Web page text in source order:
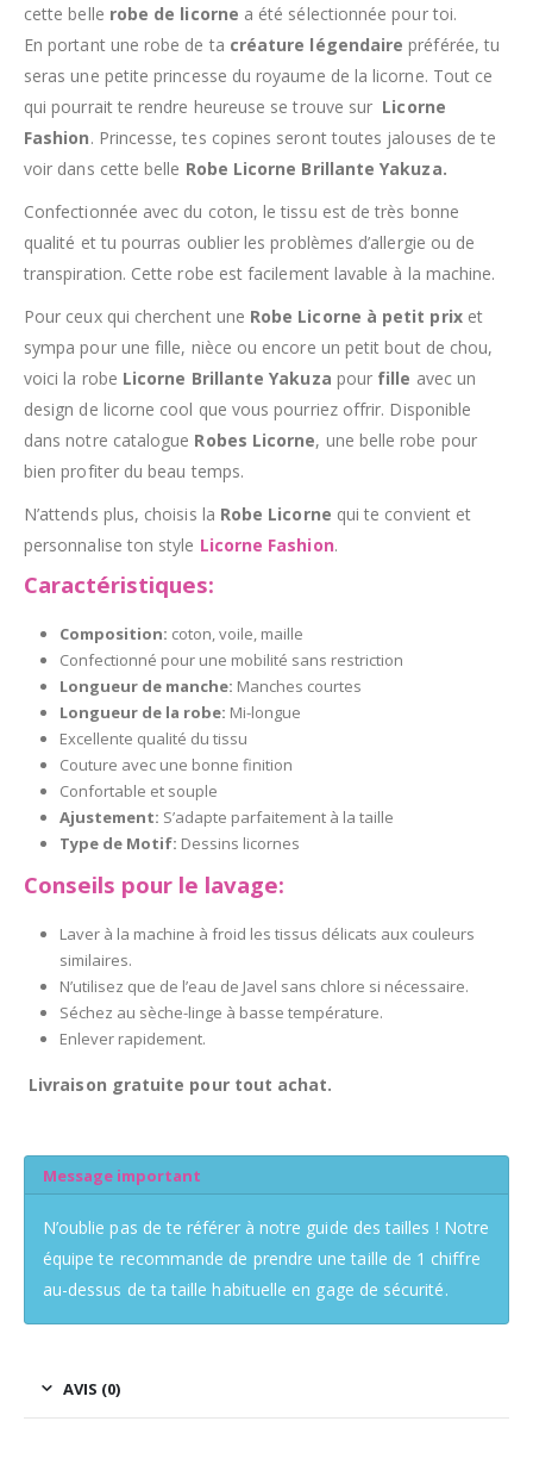
cette belle robe de licorne a été sélectionnée pour toi.
En portant une robe de ta créature légendaire préférée, tu
seras une petite princesse du royaume de la licorne. Tout ce
qui pourrait te rendre heureuse se trouve sur Licorne
Fashion. Princesse, tes copines seront toutes jalouses de te
voir dans cette belle Robe Licorne Brillante Yakuza.
Confectionnée avec du coton, le tissu est de très bonne
qualité et tu pourras oublier les problèmes d’allergie ou de
transpiration. Cette robe est facilement lavable à la machine.
Pour ceux qui cherchent une Robe Licorne à petit prixet
sympa pour une fille, nièce ou encore un petit bout de chou,
voici la robe Licorne Brillante Yakuza pour fille avec un
design de licorne cool que vous pourriez offrir. Disponible
dans notre catalogue Robes Licorne, une belle robe pour
bien profiter du beau temps.
N’attends plus, choisis la Robe Licorne qui te convient et
personnalise ton style Licorne Fashion.
Caractéristiques:
Composition: coton, voile, maille
Confectionné pour une mobilité sans restriction
Longueur de manche: Manches courtes
Longueur de la robe: Mi-longue
Excellente qualité du tissu
Couture avec une bonne finition
Confortable et souple
Ajustement: S’adapte parfaitement à la taille
Type de Motif: Dessins licornes
Conseils pour le lavage:
Laver à la machine à froid les tissus délicats aux couleurs
similaires.
N’utilisez que de l’eau de Javel sans chlore si nécessaire.
Séchez au sèche-linge à basse température.
Enlever rapidement.
Livraison gratuite pour tout achat.
Message important
N’oublie pas de te référer à notre guide des tailles ! Notre
équipe te recommande de prendre une taille de 1 chiffre
au-dessus de ta taille habituelle en gage de sécurité.
AVIS (0)